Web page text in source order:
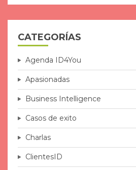
CATEGORÍAS
Agenda ID4You
Apasionadas
Business Intelligence
Casos de exito
Charlas
ClientesID